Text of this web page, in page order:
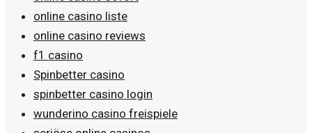
online casino liste
online casino reviews
f1 casino
Spinbetter casino
spinbetter casino login
wunderino casino freispiele